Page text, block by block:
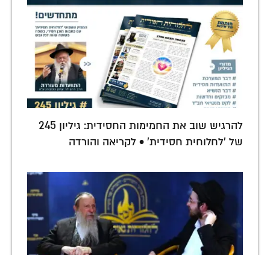
להרגיש שוב את החמימות החסידית: גיליון 245
של 'לחלוחית חסידית' • לקריאה והורדה